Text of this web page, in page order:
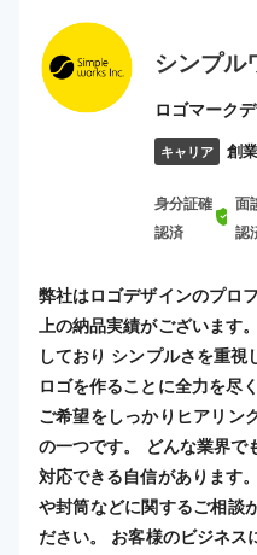
シンプル
ロゴマーク
キャリア 創
身分証確
認済
面
認
弊社はロゴデザインのプロ
上の納品実績がございます
しており シンプルさを重視
ロゴを作ることに全力を尽
ご希望をしっかりヒアリン
の一つです。 どんな業界で
対応できる自信があります
や封筒などに関するご相談
ださい。 お客様のビジネス